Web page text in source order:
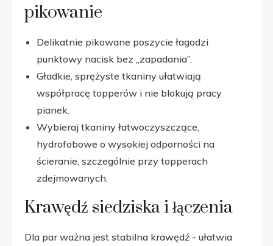
pikowanie
Delikatnie pikowane poszycie łagodzi
punktowy nacisk bez „zapadania”.
Gładkie, sprężyste tkaniny ułatwiają
współpracę topperów i nie blokują pracy
pianek.
Wybieraj tkaniny łatwoczyszczące,
hydrofobowe o wysokiej odporności na
ścieranie, szczególnie przy topperach
zdejmowanych.
Krawędź siedziska i łączenia
Dla par ważna jest stabilna krawędź - ułatwia